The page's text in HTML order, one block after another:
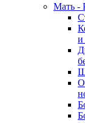
Мать -
и